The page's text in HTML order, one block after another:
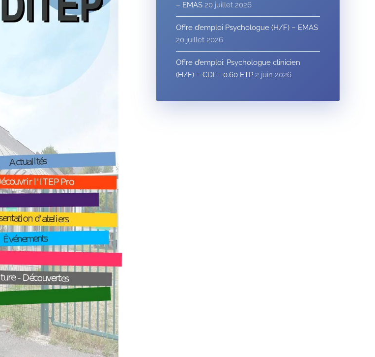
– EMAS 20 juillet 2026
Offre d’emploi Psychologue (H/F) – EMAS
20 juillet 2026
Offre d’emploi: Psychologue clinicien
(H/F) – CDI – 0.60 ETP 2 juin 2026